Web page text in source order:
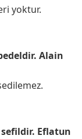
yoktur.
Alain
Eflatun